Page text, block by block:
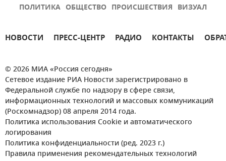
ПОЛИТИКА ОБЩЕСТВО ПРОИСШЕСТВИЯ ВИЗУАЛ
НОВОСТИ ПРЕСС-ЦЕНТР РАДИО КОНТАКТЫ
© 2026 МИА «Россия сегодня»
Сетевое издание РИА Новости зарегистрировано в
Федеральной службе по надзору в сфере связи,
информационных технологий и массовых коммуникаций
(Роскомнадзор) 08 апреля 2014 года.
Политика использования Cookie и автоматического
логирования
Политика конфиденциальности (ред. 2023 г.)
Правила применения рекомендательных технологий